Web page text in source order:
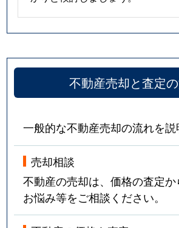
不動産売却と査定
一般的な不動産売却の流れを説
売却相談
不動産の売却は、価格の査定か
お悩み等をご相談ください。